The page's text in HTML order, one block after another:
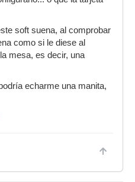
soft suena, al comprobar
como si le diese al
mesa, es decir, una
echarme una manita,